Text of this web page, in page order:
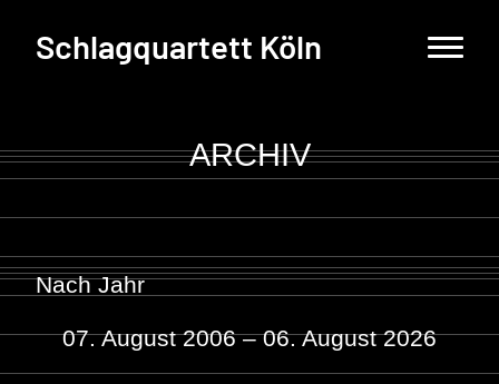
Schlagquartett Köln
ARCHIV
Nach Jahr
07. August 2006 – 06. August 2026